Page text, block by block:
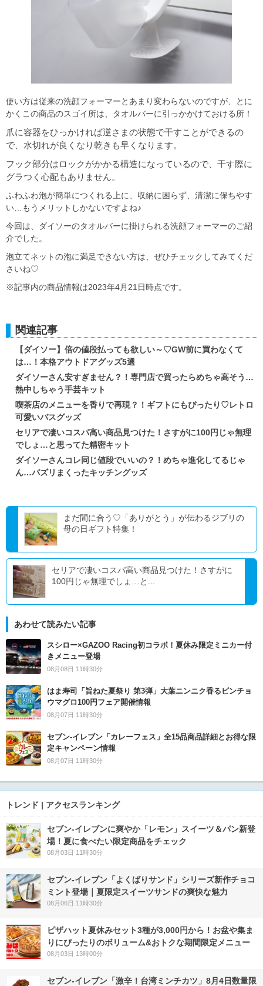
使い方は従来の洗顔フォーマーとあまり変わらないのですが、とに
かくこの商品のスゴイ所は、タオルバーに引っかかけておける所！
爪に容器をひっかければ逆さまの状態で干すことができるの
で、水切れが良くなり乾きも早くなります。
フック部分はロックがかかる構造になっているので、干す際に
グラつく心配もありません。
ふわふわ泡が簡単につくれる上に、収納に困らず、清潔に保ちやす
い…もうメリットしかないですよね♪
今回は、ダイソーのタオルバーに掛けられる洗顔フォーマーのご紹
介でした。
泡立てネットの泡に満足できない方は、ぜひチェックしてみてくだ
さいね♡
※記事内の商品情報は2023年4月21日時点です。
関連記事
【ダイソー】倍の値段払っても欲しい～♡GW前に買わなくて
は…！本格アウトドアグッズ5選
ダイソーさん安すぎません？！専門店で買ったらめちゃ高そう…
熱中しちゃう手芸キット
喫茶店のメニューを香りで再現？！ギフトにもぴったり♡レトロ
可愛いバスグッズ
セリアで凄いコスパ高い商品見つけた！さすがに100円じゃ無理
でしょ…と思ってた精密キット
ダイソーさんコレ同じ値段でいいの？！めちゃ進化してるじゃ
ん…バズリまくったキッチングッズ
まだ間に合う♡「ありがとう」が伝わるジブリの
母の日ギフト特集！
セリアで凄いコスパ高い商品見つけた！さすがに
100円じゃ無理でしょ…と...
あわせて読みたい記事
スシロー×GAZOO Racing初コラボ！夏休み限定ミニカー付
きメニュー登場
08月08日 11時30分
はま寿司「旨ねた夏祭り 第3弾」大葉ニンニク香るビンチョ
ウマグロ100円フェア開催情報
08月07日 11時30分
セブン‐イレブン「カレーフェス」全15品商品詳細とお得な限
定キャンペーン情報
08月07日 11時30分
トレンド | アクセスランキング
セブン‐イレブンに爽やか「レモン」スイーツ＆パン新登
場！夏に食べたい限定商品をチェック
08月03日 11時30分
セブン‐イレブン「よくばりサンド」シリーズ新作チョコ
ミント登場｜夏限定スイーツサンドの爽快な魅力
08月06日 11時30分
ピザハット夏休みセット3種が3,000円から！お盆や集ま
りにぴったりのボリューム&おトクな期間限定メニュー
08月03日 13時00分
セブン-イレブン「激辛！台湾ミンチカツ」8月4日数量限